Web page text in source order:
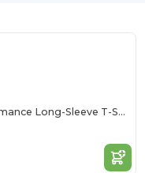
Ladies Zone Performance Long-Sleeve T-Shirt